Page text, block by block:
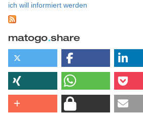
ich will informiert werden
matogo.share